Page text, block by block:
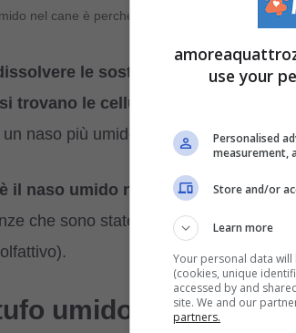
nel cane è perché si leccano continuamente
le sostanze chimiche
trovano le cellule che rilevano gli
naso più umido di un cane sdraiato
il naso umido nel cane è perché si
che sono state bloccate nel loro
umido del cane
use your
Personalised
measurement,
Store and/or
Learn more
Your personal data
(cookies, unique
accessed by and
site. We and our
partners.